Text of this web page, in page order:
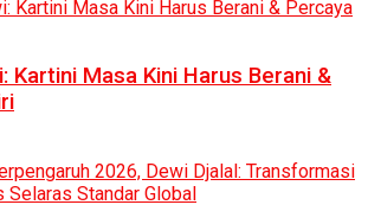
Kartini Masa Kini Harus Berani &